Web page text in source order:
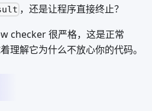
，还是让程序直接终止？
checker 很严格，这是正常
理解它为什么不放心你的代码。